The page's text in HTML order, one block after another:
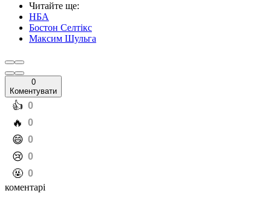
Читайте ще:
НБА
Бостон Селтікс
Максим Шульга
0
Коментувати
️👍 0
️🔥 0
️😄 0
️😢 0
️🤬 0
коментарі